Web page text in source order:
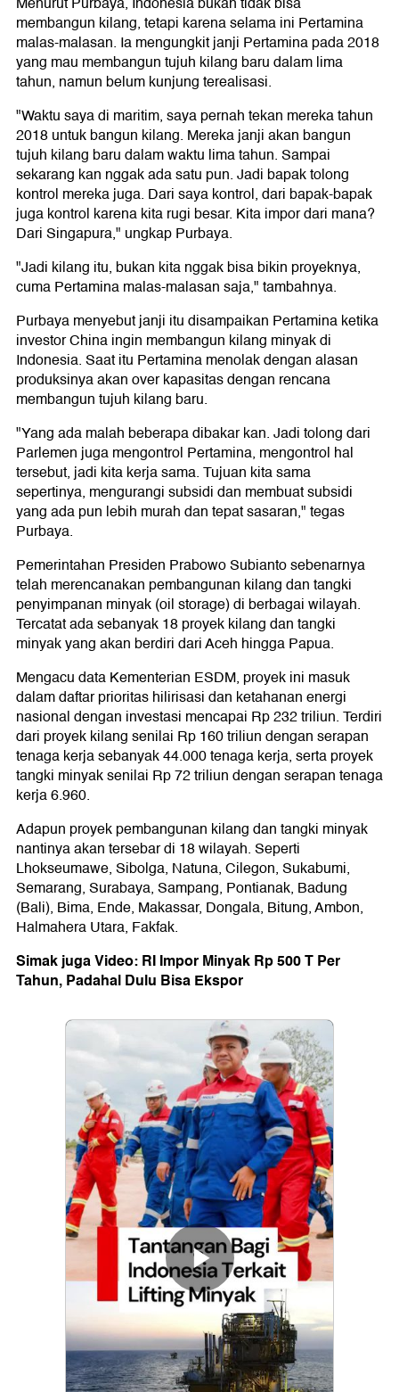
membangun kilang, tetapi karena selama ini Pertamina
malas-malasan. Ia mengungkit janji Pertamina pada 2018
yang mau membangun tujuh kilang baru dalam lima
tahun, namun belum kunjung terealisasi.
"Waktu saya di maritim, saya pernah tekan mereka tahun
2018 untuk bangun kilang. Mereka janji akan bangun
tujuh kilang baru dalam waktu lima tahun. Sampai
sekarang kan nggak ada satu pun. Jadi bapak tolong
kontrol mereka juga. Dari saya kontrol, dari bapak-bapak
juga kontrol karena kita rugi besar. Kita impor dari mana?
Dari Singapura," ungkap Purbaya.
"Jadi kilang itu, bukan kita nggak bisa bikin proyeknya,
cuma Pertamina malas-malasan saja," tambahnya.
Purbaya menyebut janji itu disampaikan Pertamina ketika
investor China ingin membangun kilang minyak di
Indonesia. Saat itu Pertamina menolak dengan alasan
produksinya akan over kapasitas dengan rencana
membangun tujuh kilang baru.
"Yang ada malah beberapa dibakar kan. Jadi tolong dari
Parlemen juga mengontrol Pertamina, mengontrol hal
tersebut, jadi kita kerja sama. Tujuan kita sama
sepertinya, mengurangi subsidi dan membuat subsidi
yang ada pun lebih murah dan tepat sasaran," tegas
Purbaya.
Pemerintahan Presiden Prabowo Subianto sebenarnya
telah merencanakan pembangunan kilang dan tangki
penyimpanan minyak (oil storage) di berbagai wilayah.
Tercatat ada sebanyak 18 proyek kilang dan tangki
minyak yang akan berdiri dari Aceh hingga Papua.
Mengacu data Kementerian ESDM, proyek ini masuk
dalam daftar prioritas hilirisasi dan ketahanan energi
nasional dengan investasi mencapai Rp 232 triliun. Terdiri
dari proyek kilang senilai Rp 160 triliun dengan serapan
tenaga kerja sebanyak 44.000 tenaga kerja, serta proyek
tangki minyak senilai Rp 72 triliun dengan serapan tenaga
kerja 6.960.
Adapun proyek pembangunan kilang dan tangki minyak
nantinya akan tersebar di 18 wilayah. Seperti
Lhokseumawe, Sibolga, Natuna, Cilegon, Sukabumi,
Semarang, Surabaya, Sampang, Pontianak, Badung
(Bali), Bima, Ende, Makassar, Dongala, Bitung, Ambon,
Halmahera Utara, Fakfak.
Simak juga Video: RI Impor Minyak Rp 500 T Per
Tahun, Padahal Dulu Bisa Ekspor